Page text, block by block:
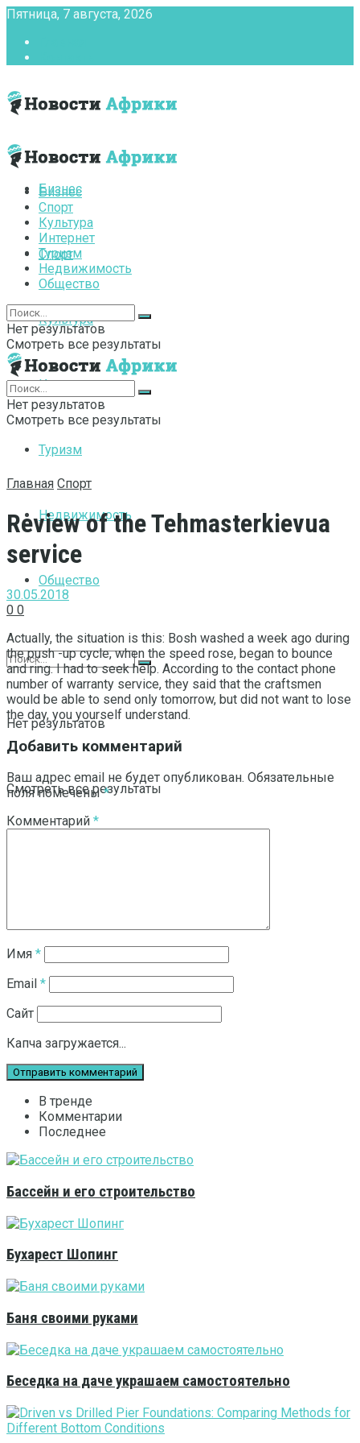
Пятница, 7 августа, 2026
Бизнес
Спорт
Культура
Интернет
Туризм
Недвижимость
Общество
Нет результатов
Смотреть все результаты
Бизнес
Спорт
Культура
Интернет
Туризм
Недвижимость
Общество
Нет результатов
Смотреть все результаты
Нет результатов
Смотреть все результаты
Главная Спорт
Review of the Tehmasterkievua
service
30.05.2018
0 0
Actually, the situation is this: Bosh washed a week ago during
the push -up cycle, when the speed rose, began to bounce
and ring.I had to seek help. According to the contact phone
number of warranty service, they said that the craftsmen
would be able to send only tomorrow, but did not want to lose
the day, you yourself understand.
Добавить комментарий
Ваш адрес email не будет опубликован. Обязательные
поля помечены*
Комментарий *
Имя *
Email *
Сайт
Капча загружается...
В тренде
Комментарии
Последнее
Бассейн и его строительство
Бухарест Шопинг
Баня своими руками
Беседка на даче украшаем самостоятельно